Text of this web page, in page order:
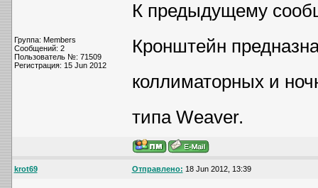
Группа: Members
Сообщений: 2
Пользователь №: 71509
Регистрация: 15 Jun 2012
К предыдущему
Кронштейн
коллиматорных и
типа Weaver.
krot69 Отправлено: 18 Jun 2012, 13:39